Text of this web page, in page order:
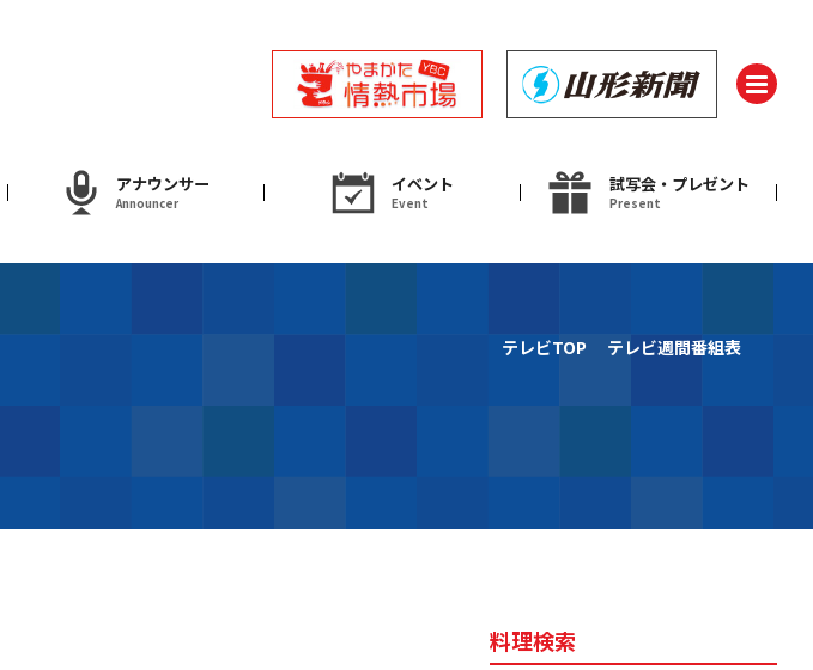
アナウンサー
Announcer
イベント
Event
試写会・プレゼント
Present
アナウンサー
Announcer
試写会・プレゼント
テレビTOP テレビ週間番組表
料理検索